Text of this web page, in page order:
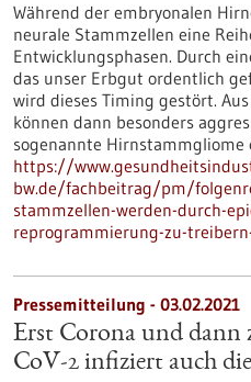
Während der embryonalen
neurale Stammzellen eine
Entwicklungsphasen. Durch
das unser Erbgut ordentlich
wird dieses Timing gestört.
können dann besonders
sogenannte Hirnstammgliome
https://
bw.de/fachbeitrag/pm/
stammzellen-werden-durch-
reprogrammierung-zu-
Pressemitteilung - 03.02.2021
Erst Corona und dann
CoV-2 infiziert auch